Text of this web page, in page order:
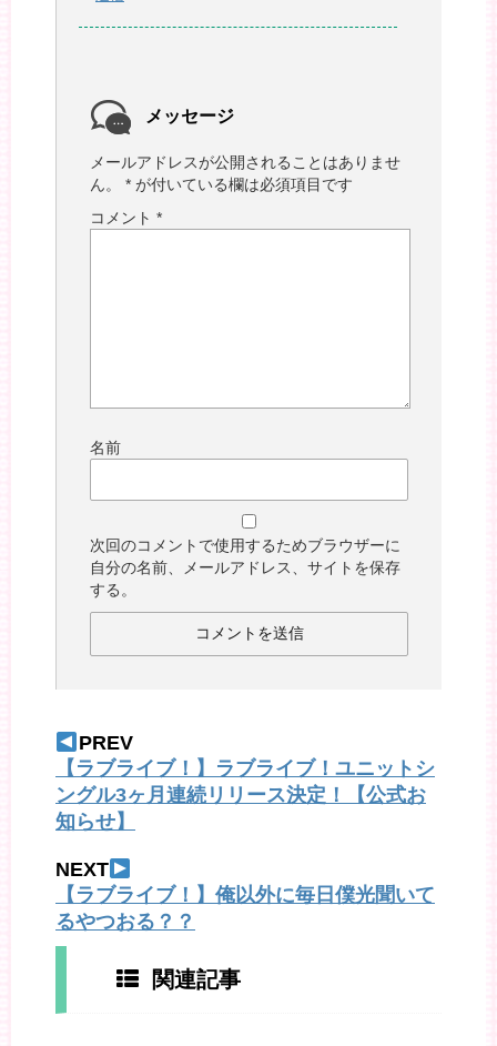
メッセージ
メールアドレスが公開されることはありませ
ん。
* が付いている欄は必須項目です
コメント *
名前
次回のコメントで使用するためブラウザーに
自分の名前、メールアドレス、サイトを保存
する。
PREV
【ラブライブ！】ラブライブ！ユニットシ
ングル3ヶ月連続リリース決定！【公式お
知らせ】
NEXT
【ラブライブ！】俺以外に毎日僕光聞いて
るやつおる？？
関連記事